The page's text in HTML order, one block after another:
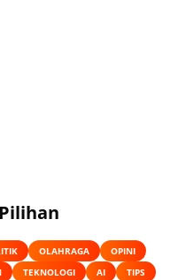
OLAHRAGA
OPINI
TEKNOLOGI AI
TIPS